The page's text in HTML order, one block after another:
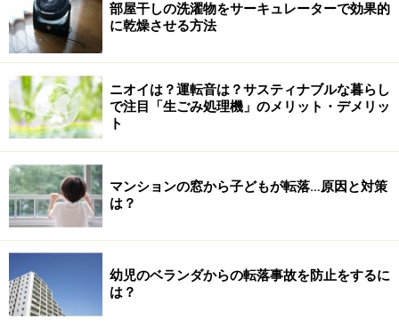
部屋干しの洗濯物をサーキュレーターで効果的
に乾燥させる方法
ニオイは？運転音は？サスティナブルな暮らし
で注目「生ごみ処理機」のメリット・デメリッ
ト
マンションの窓から子どもが転落…原因と対策
は？
幼児のベランダからの転落事故を防止をするに
は？